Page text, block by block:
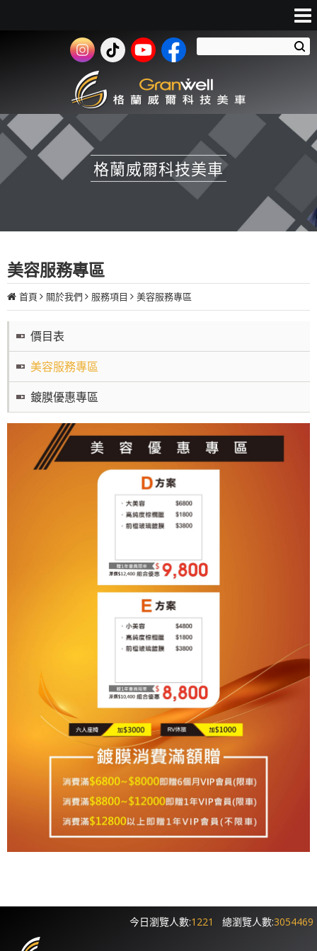
格蘭威爾科技美車
美容服務專區
首頁 關於我們 服務項目 美容服務專區
價目表
美容服務專區
鍍膜優惠專區
今日瀏覽人數:1221 總瀏覽人數:3054469